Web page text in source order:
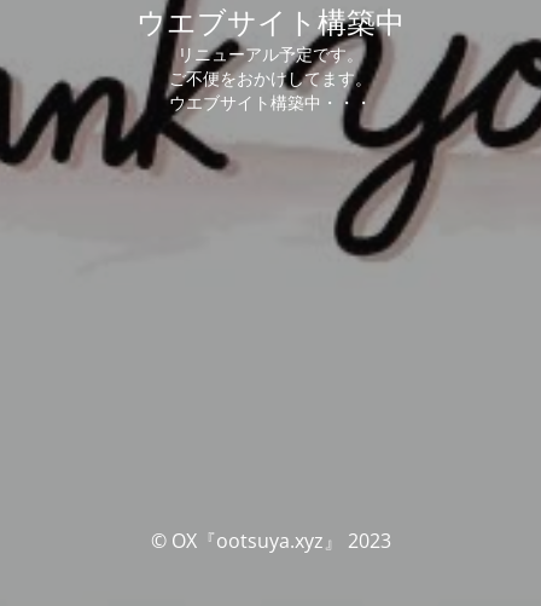
ウエブサイト構築中
リニューアル予定です。
ご不便をおかけしてます。
ウエブサイト構築中・・・
© OX『ootsuya.xyz』 2023